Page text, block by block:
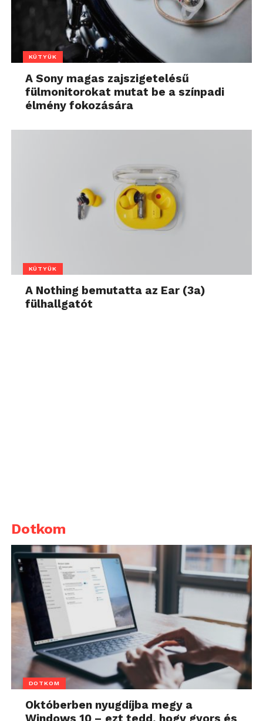
KÜTYÜK
A Sony magas zajszigetelésű
fülmonitorokat mutat be a színpadi
élmény fokozására
KÜTYÜK
A Nothing bemutatta az Ear (3a)
fülhallgatót
Dotkom
DOTKOM
Októberben nyugdíjba megy a